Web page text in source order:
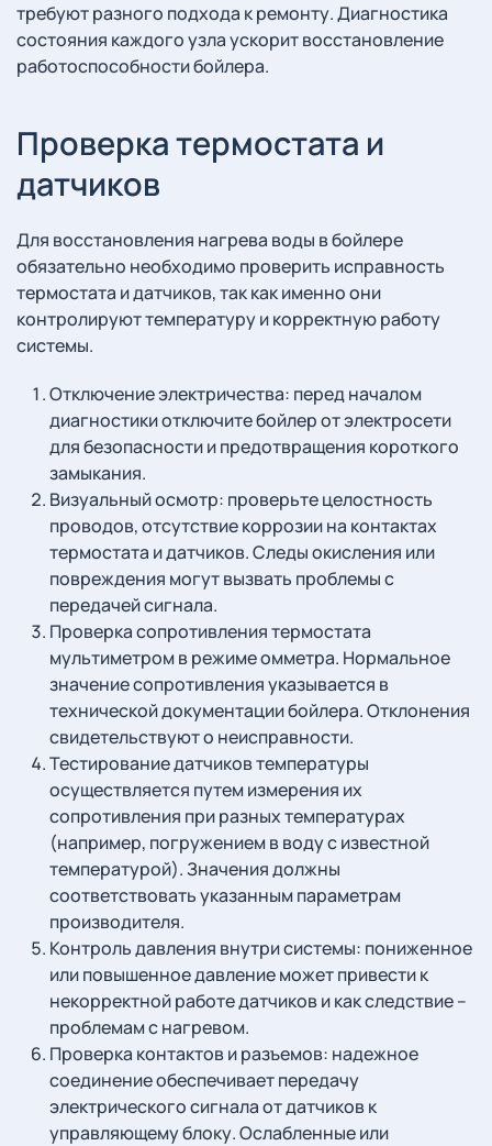
требуют разного подхода к ремонту. Диагностика
состояния каждого узла ускорит восстановление
работоспособности бойлера.
Проверка термостата и
датчиков
Для восстановления нагрева воды в бойлере
обязательно необходимо проверить исправность
термостата и датчиков, так как именно они
контролируют температуру и корректную работу
системы.
Отключение электричества: перед началом
диагностики отключите бойлер от электросети
для безопасности и предотвращения короткого
замыкания.
Визуальный осмотр: проверьте целостность
проводов, отсутствие коррозии на контактах
термостата и датчиков. Следы окисления или
повреждения могут вызвать проблемы с
передачей сигнала.
Проверка сопротивления термостата
мультиметром в режиме омметра. Нормальное
значение сопротивления указывается в
технической документации бойлера. Отклонения
свидетельствуют о неисправности.
Тестирование датчиков температуры
осуществляется путем измерения их
сопротивления при разных температурах
(например, погружением в воду с известной
температурой). Значения должны
соответствовать указанным параметрам
производителя.
Контроль давления внутри системы: пониженное
или повышенное давление может привести к
некорректной работе датчиков и как следствие –
проблемам с нагревом.
Проверка контактов и разъемов: надежное
соединение обеспечивает передачу
электрического сигнала от датчиков к
управляющему блоку. Ослабленные или